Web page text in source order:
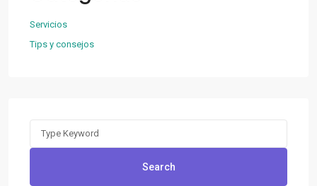
Servicios
Tips y consejos
Search